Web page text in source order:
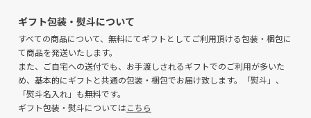
ギフト包装・熨斗について
すべての商品について、無料にてギフトとしてご利用頂ける包装・梱包に
て商品を発送いたします。
また、ご自宅への送付でも、お手渡しされるギフトでのご利用が多いた
め、基本的にギフトと共通の包装・梱包でお届け致します。「熨斗」、
「熨斗名入れ」も無料です。
ギフト包装・熨斗についてはこちら